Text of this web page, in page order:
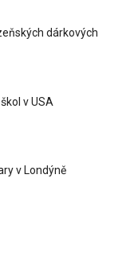
dárkových
v USA
v Londýně